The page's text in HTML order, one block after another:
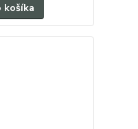
košíka